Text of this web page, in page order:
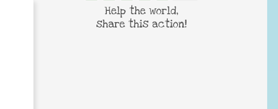
Help the world,
share this action!